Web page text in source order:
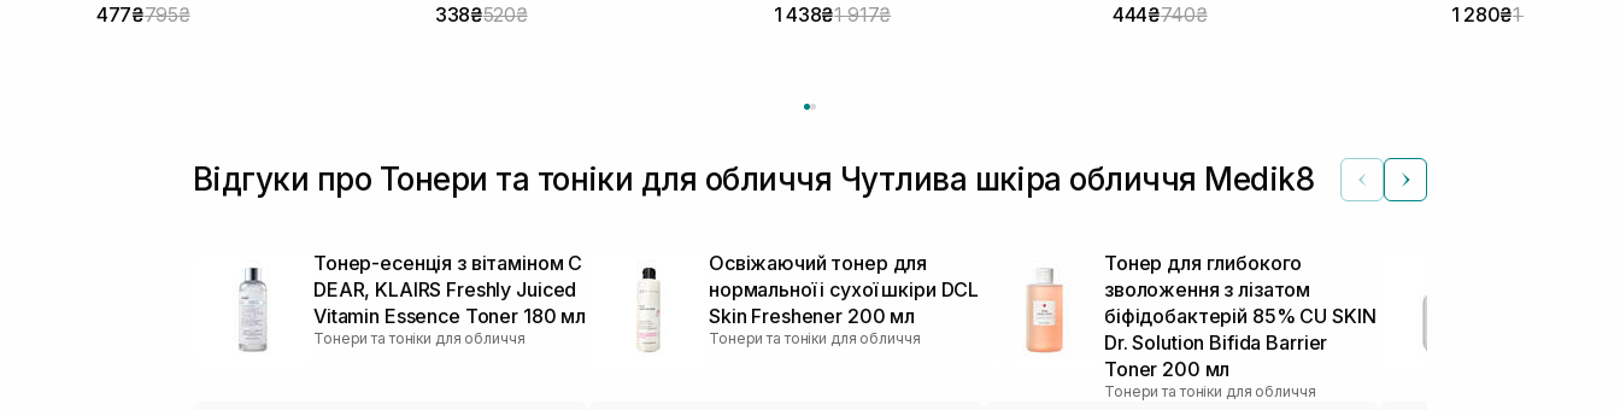
477₴795₴ 338₴520₴ 1 438₴1 917₴ 444₴740₴ 1 280₴1 707₴
Відгуки про Тонери та тоніки для обличчя Чутлива шкіра обличчя Medik8
Тонер-есенція з вітаміном C
DEAR, KLAIRS Freshly Juiced
Vitamin Essence Toner 180 мл
Тонери та тоніки для обличчя
Освіжаючий тонер для
нормальної і сухої шкіри DCL
Skin Freshener 200 мл
Тонери та тоніки для обличчя
Тонер для глибокого
зволоження з лізатом
біфідобактерій 85% CU SKIN
Dr. Solution Bifida Barrier
Toner 200 мл
Тонери та тоніки для обличчя